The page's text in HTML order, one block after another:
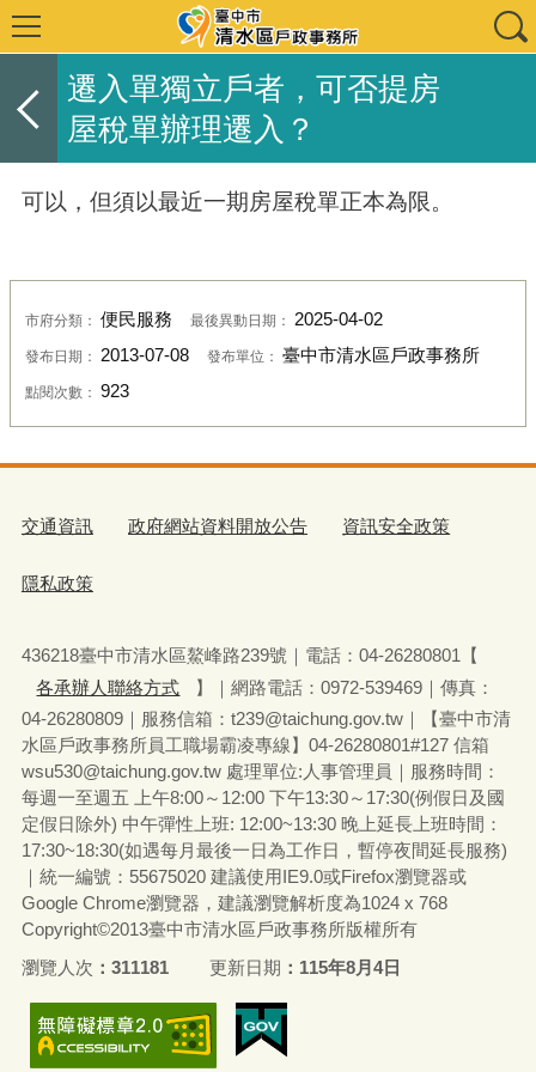
遷入單獨立戶者，可否提房
屋稅單辦理遷入？
可以，但須以最近一期房屋稅單正本為限。
市府分類： 便民服務 最後異動日期： 2025-04-02
發布日期： 2013-07-08 發布單位： 臺中市清水區戶政事務所
點閱次數： 923
交通資訊 政府網站資料開放公告 資訊安全政策
隱私政策
436218臺中市清水區鰲峰路239號｜電話：04-26280801【
各承辦人聯絡方式
】｜網路電話：0972-539469｜傳真：
04-26280809｜服務信箱：t239@taichung.gov.tw｜【臺中市清
水區戶政事務所員工職場霸凌專線】04-26280801#127 信箱
wsu530@taichung.gov.tw 處理單位:人事管理員
服務時間：
每週一至週五 上午8:00～12:00 下午13:30～17:30(例假日及國
定假日除外) 中午彈性上班: 12:00~13:30 晚上延長上班時間：
17:30~18:30(如遇每月最後一日為工作日，暫停夜間延長服務)
統一編號：55675020 建議使用IE9.0或Firefox瀏覽器或
Google Chrome瀏覽器，建議瀏覽解析度為1024 x 768
Copyright©2013臺中市清水區戶政事務所版權所有
瀏覽人次
311181 更新日期 115年8月4日